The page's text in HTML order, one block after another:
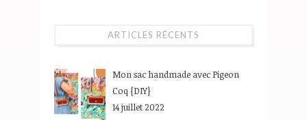
ARTICLES RÉCENTS
Mon sac handmade avec Pigeon
Coq {DIY}
14 juillet 2022